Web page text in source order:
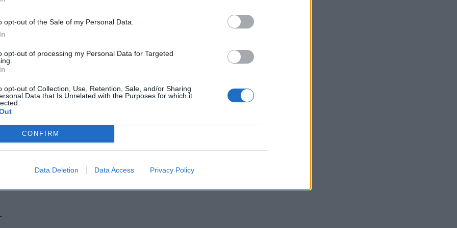
opt-out of the Sale of my Personal Data.
opt-out of processing my Personal Data for Targeted
opt-out of Collection, Use, Retention, Sale, and/or Sharing
Data that Is Unrelated with the Purposes for which it
CONFIRM
Data Deletion Data Access Privacy Policy
είναι αυτές που ενισχύουν τις σχέσεις και
είναι χρήσιμες για όλα τα παιδιά.
και από σχόλια τρίτων -επί του τι
να τα πληγώσουν.
πολλές
μπερδεμένους και μερικές
ή φανταστικές επιδείξεις κατά την
ο πατέρας του με τον ίδιο. «
να υπερασπιστώ τις σκέψεις μου